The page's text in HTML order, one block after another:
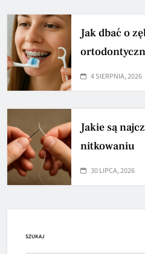
Jak dbać o
4 SIERPNIA, 2026
Jakie są
nitkowaniu
30 LIPCA, 2026
SZUKAJ